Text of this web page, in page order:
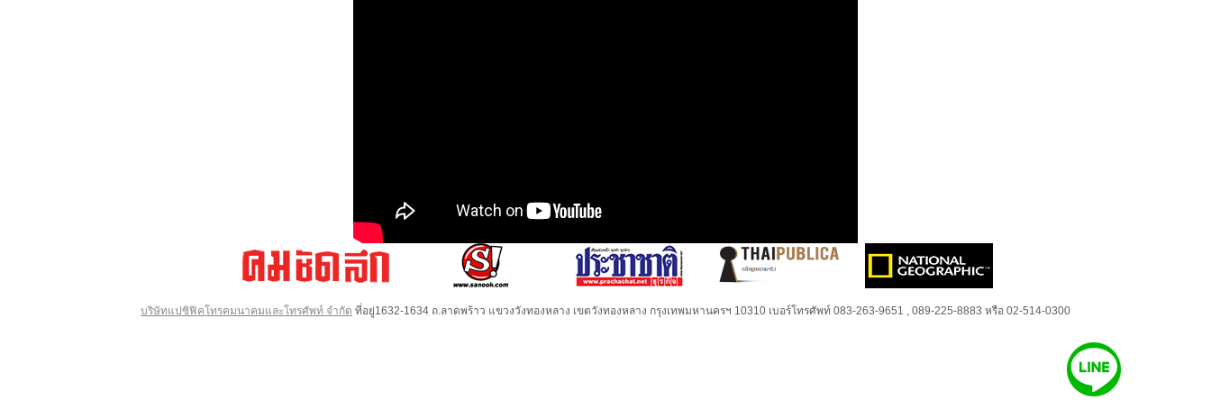
บริษัทแปซิฟิคโทรคมนาคมและโทรศัพท์ จำกัด ที่อยู่1632-1634 ถ.ลาดพร้าว แขวงวังทองหลาง เขตวังทองหลาง กรุงเทพมหานครฯ 10310 เบอร์โทรศัพท์ 083-263-9651 , 089-225-8883 หรือ 02-514-0300